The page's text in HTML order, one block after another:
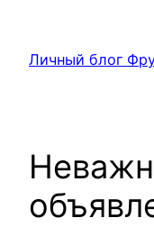
содержимому
Личный блог